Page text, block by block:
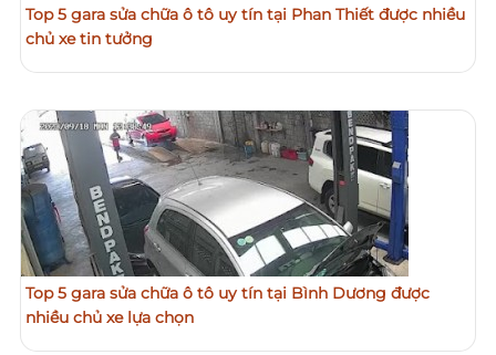
Top 5 gara sửa chữa ô tô uy tín tại Phan Thiết được nhiều
chủ xe tin tưởng
Top 5 gara sửa chữa ô tô uy tín tại Bình Dương được
nhiều chủ xe lựa chọn